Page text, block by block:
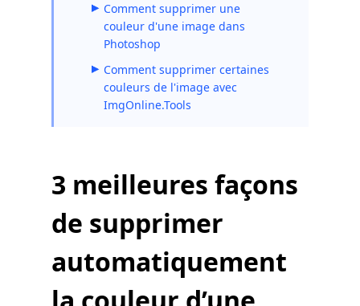
Comment supprimer une
couleur d'une image dans
Photoshop
Comment supprimer certaines
couleurs de l'image avec
ImgOnline.Tools
3 meilleures façons
de supprimer
automatiquement